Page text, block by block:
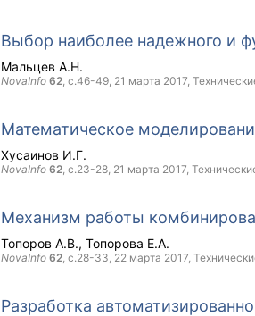
Выбор наиболее надежного и
Мальцев А.Н.
NovaInfo 62, с.46-49, 21 марта 2017,
Математическое
Хусаинов И.Г.
NovaInfo 62, с.23-28, 21 марта 2017,
Механизм работы
Топоров А.В. Топорова Е.А.
NovaInfo 62, с.28-33, 22 марта 2017,
Разработка